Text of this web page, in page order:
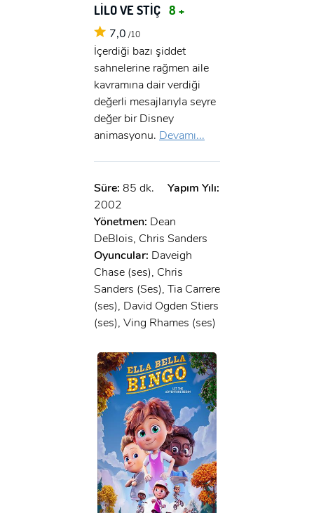
LİLO VE STİÇ 8 +
7,0 /10
İçerdiği bazı şiddet
sahnelerine rağmen aile
kavramına dair verdiği
değerli mesajlarıyla seyre
değer bir Disney
animasyonu. Devamı...
Süre: 85 dk.
Yapım Yılı:
2002
Yönetmen: Dean
DeBlois, Chris Sanders
Oyuncular: Daveigh
Chase (ses), Chris
Sanders (Ses), Tia Carrere
(ses), David Ogden Stiers
(ses), Ving Rhames (ses)